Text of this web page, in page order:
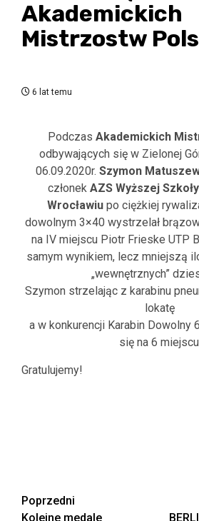
Akademickich
Mistrzostw
6 lat temu
Podczas Akademickich
odbywających się w Zielonej
06.09.2020r. Szymon
członek AZS Wyższej
Wrocławiupo ciężkiej
dowolnym 3×40 wystrzelał
na IV miejscu Piotr Frieske UTP
samym wynikiem, lecz mniejszą
„wewnętrznych”
Szymon strzelając z karabinu
lokatę
a w konkurencji Karabin Dowolny
się na 6
Gratulujemy!
Zobacz
Poprzedni
Kolejne medale